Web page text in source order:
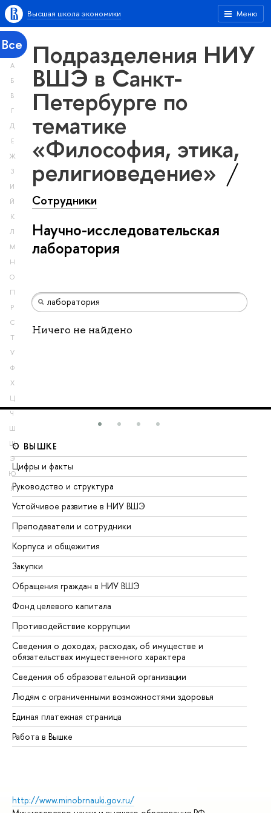
Меню
Высшая школа экономики
Все
А
Б
В
Г
Д
Е
Ж
З
И
Й
К
Л
М
Н
О
П
Р
С
Т
У
Ф
Х
Ц
Ч
Ш
Щ
Э
Ю
Я
Подразделения НИУ
ВШЭ в Санкт-
Петербурге по
тематике
«Философия, этика,
религиоведение»
Сотрудники
Научно-исследовательская
лаборатория
Ничего не найдено
О ВЫШКЕ
Цифры и факты
Руководство и структура
Устойчивое развитие в НИУ ВШЭ
Преподаватели и сотрудники
Корпуса и общежития
Закупки
Обращения граждан в НИУ ВШЭ
Фонд целевого капитала
Противодействие коррупции
Сведения о доходах, расходах, об имуществе и
обязательствах имущественного характера
Сведения об образовательной организации
Людям с ограниченными возможностями здоровья
Единая платежная страница
Работа в Вышке
http://www.minobrnauki.gov.ru/